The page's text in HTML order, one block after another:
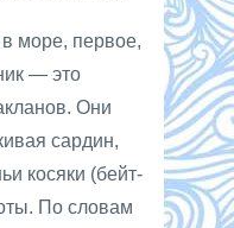
море, первое,
— это
Они
сардин,
косяки (бейт-
По словам